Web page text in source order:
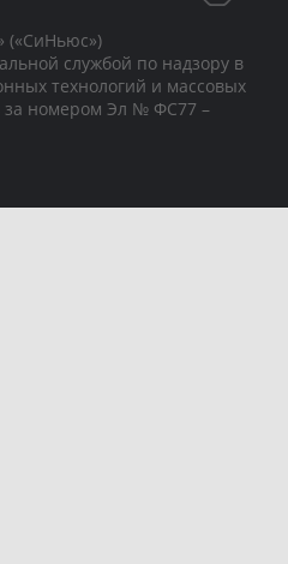
(«СиНьюс»)
службой по надзору в
технологий и массовых
за номером Эл № ФС77 –